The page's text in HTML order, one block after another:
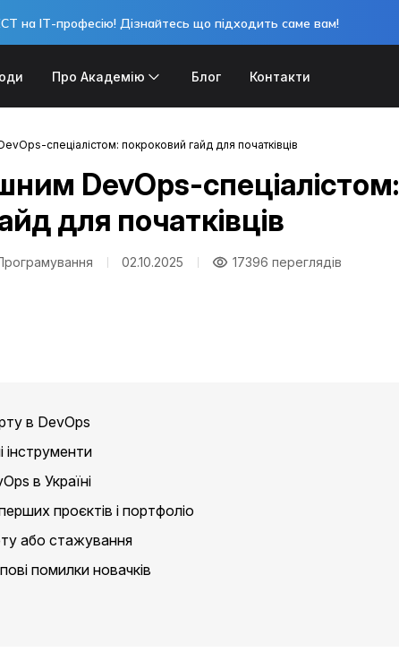
на ІТ-професію! Дізнайтесь що підходить саме вам!
Про Академію Блог Контакти
спеціалістом: покроковий гайд для початківців
DevOps-спеціалістом:
для початківців
02.10.2025 17396 переглядів
в DevOps
інструменти
в Україні
проєктів і портфоліо
або стажування
помилки новачків